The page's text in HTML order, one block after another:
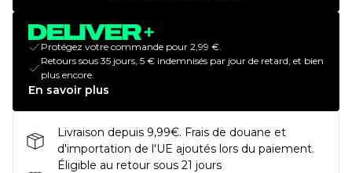
Protégez votre commande pour 2,99 €.
Retours sous 35 jours, 5 € indemnisés par jour de retard, et bien
plus encore.
En savoir plus
Livraison depuis 9,99€. Frais de douane et
d'importation de l'UE ajoutés lors du paiement.
Éligible au retour sous 21 jours